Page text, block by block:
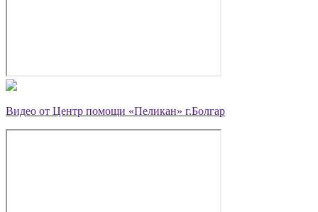
Видео от Центр помощи «Пеликан» г.Болгар